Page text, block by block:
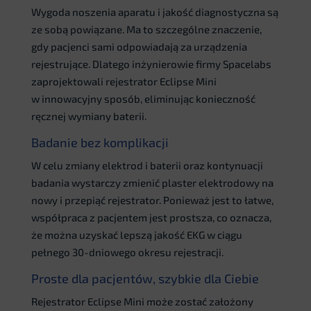
Wygoda noszenia aparatu i jakość diagnostyczna są
ze sobą powiązane. Ma to szczególne znaczenie,
gdy pacjenci sami odpowiadają za urządzenia
rejestrujące. Dlatego inżynierowie firmy Spacelabs
zaprojektowali rejestrator Eclipse Mini
w innowacyjny sposób, eliminując konieczność
ręcznej wymiany baterii.
Badanie bez komplikacji
W celu zmiany elektrod i baterii oraz kontynuacji
badania wystarczy zmienić plaster elektrodowy na
nowy i przepiąć rejestrator. Ponieważ jest to łatwe,
współpraca z pacjentem jest prostsza, co oznacza,
że można uzyskać lepszą jakość EKG w ciągu
pełnego 30-dniowego okresu rejestracji.
Proste dla pacjentów, szybkie dla Ciebie
Rejestrator Eclipse Mini może zostać założony